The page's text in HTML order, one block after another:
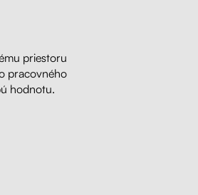
priestoru
pracovného
hodnotu.